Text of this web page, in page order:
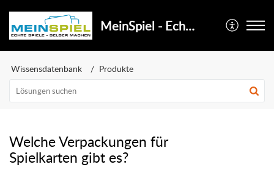
MeinSpiel - Echte Spiele selber machen
Wissensdatenbank Produkte
Welche Verpackungen für
Spielkarten gibt es?